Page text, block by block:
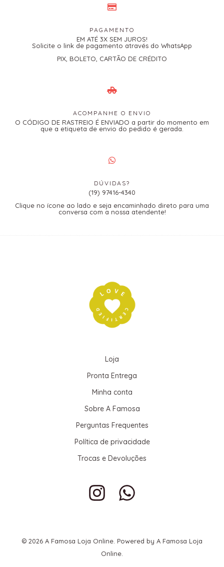
PAGAMENTO
EM ATÉ 3X SEM JUROS!
Solicite o link de pagamento através do WhatsApp
PIX, BOLETO, CARTÃO DE CRÉDITO
ACOMPANHE O ENVIO
O CÓDIGO DE RASTREIO É ENVIADO a partir do momento em
que a etiqueta de envio do pedido é gerada.
DÚVIDAS?
(19) 97416-4340
Clique no ícone ao lado e seja encaminhado direto para uma
conversa com a nossa atendente!
Loja
Pronta Entrega
Minha conta
Sobre A Famosa
Perguntas Frequentes
Política de privacidade
Trocas e Devoluções
© 2026 A Famosa Loja Online. Powered by A Famosa Loja
Online.